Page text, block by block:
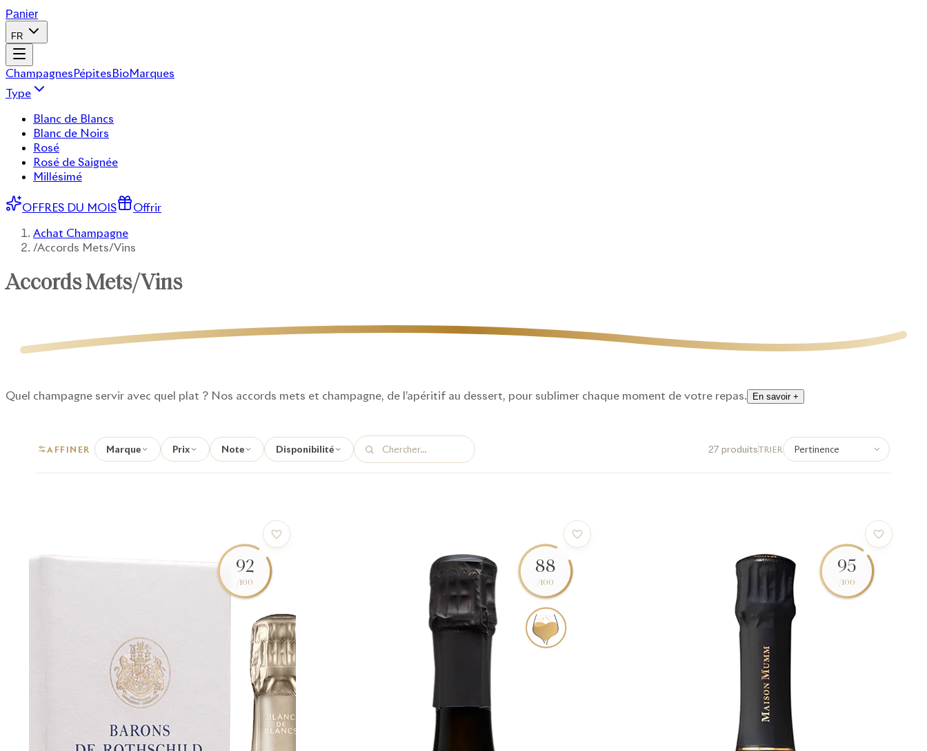
Panier
FR
ChampagnesPépitesBioMarques
Type
Blanc de Blancs
Blanc de Noirs
Rosé
Rosé de Saignée
Millésimé
OFFRES DU MOIS
Offrir
Achat Champagne
/Accords Mets/Vins
Accords Mets/Vins
Quel champagne servir avec quel plat ? Nos accords mets et champagne, de l’apéritif au dessert, pour sublimer chaque moment de votre repas. En savoir +
AFFINER Marque Prix Note Disponibilité 27 produitsTRIER
92
/100
88
/100
95
/100